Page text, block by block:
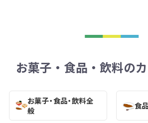
お菓子・食品・飲料の
お菓子・食品・飲料全
般
食品